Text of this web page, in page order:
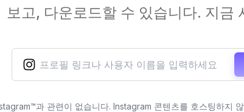
보고, 다운로드할 수 있습니다. 지금
과 관련이 없습니다. Instagram 콘텐츠를 호스팅하지